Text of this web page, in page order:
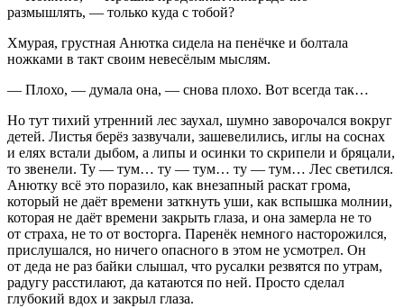
размышлять, — только куда с тобой?
Хмурая, грустная Анютка сидела на пенёчке и болтала
ножками в такт своим невесёлым мыслям.
— Плохо, — думала она, — снова плохо. Вот всегда так…
Но тут тихий утренний лес заухал, шумно заворочался вокруг
детей. Листья берёз зазвучали, зашевелились, иглы на соснах
и елях встали дыбом, а липы и осинки то скрипели и бряцали,
то звенели. Ту — тум… ту — тум… ту — тум… Лес светился.
Анютку всё это поразило, как внезапный раскат грома,
который не даёт времени заткнуть уши, как вспышка молнии,
которая не даёт времени закрыть глаза, и она замерла не то
от страха, не то от восторга. Паренёк немного насторожился,
прислушался, но ничего опасного в этом не усмотрел. Он
от деда не раз байки слышал, что русалки резвятся по утрам,
радугу расстилают, да катаются по ней. Просто сделал
глубокий вдох и закрыл глаза.